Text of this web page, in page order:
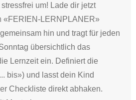
um! Lade dir jetzt
«FERIEN-LERNPLANER»
hin und tragt für jeden
übersichtlich das
Lernzeit ein. Definiert die
bis») und lasst dein Kind
Checkliste direkt abhaken.